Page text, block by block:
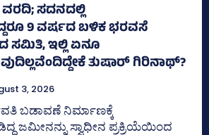
ಸದನದಲ್ಲಿ
9 ವರ್ಷದ ಬಳಿಕ ಭರವಸೆ
ಸಮಿತಿ, ಇಲ್ಲಿ ಏನೂ
ತುಷಾರ್ ಗಿರಿನಾಥ್?
3, 2026
ಬಡಾವಣೆ ನಿರ್ಮಾಣಕ್ಕೆ
ಜಮೀನನ್ನು ಸ್ವಾಧೀನ ಪ್ರಕ್ರಿಯೆಯಿಂದ